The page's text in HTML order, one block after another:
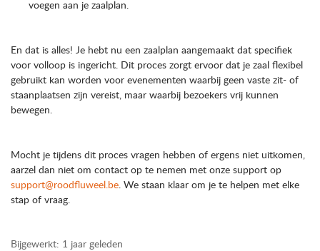
voegen aan je zaalplan.
En dat is alles! Je hebt nu een zaalplan aangemaakt dat specifiek
voor volloop is ingericht. Dit proces zorgt ervoor dat je zaal flexibel
gebruikt kan worden voor evenementen waarbij geen vaste zit- of
staanplaatsen zijn vereist, maar waarbij bezoekers vrij kunnen
bewegen.
Mocht je tijdens dit proces vragen hebben of ergens niet uitkomen,
aarzel dan niet om contact op te nemen met onze support op
support@roodfluweel.be . We staan klaar om je te helpen met elke
stap of vraag.
Bijgewerkt: 1 jaar geleden